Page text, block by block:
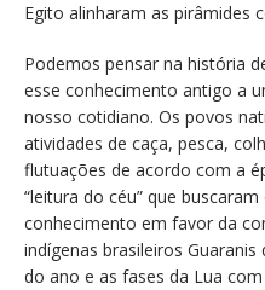
Egito alinharam as pirâmides
Podemos pensar na história
esse conhecimento antigo a
nosso cotidiano. Os povos
atividades de caça, pesca,
flutuações de acordo com a
“leitura do céu” que
conhecimento em favor da
indígenas brasileiros
do ano e as fases da Lua